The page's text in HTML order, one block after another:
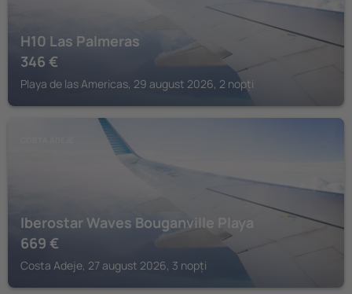
H10 Las Palmeras
346 €
Playa de las Americas, 29 august 2026, 2 nopți
Iberostar Waves Bouganville Playa
669 €
Costa Adeje, 27 august 2026, 3 nopți